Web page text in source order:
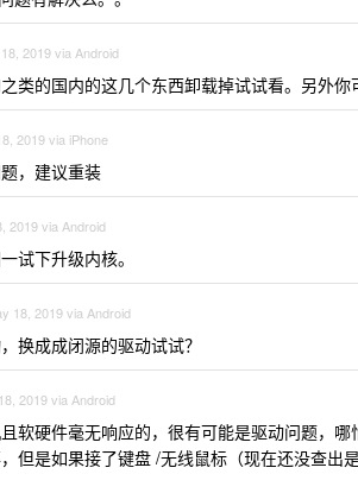
2019 via Android
类的国内的这几个东西卸载掉试试看。另外
2019 via iPhone
，建议重装
2019 via Android
试下升级内核。
18, 2019 via Android
换成成闭源的驱动试试？
2019 via Android
软硬件毫无响应的，很有可能是驱动问题，
但是如果接了键盘 /无线鼠标（现在还没查出